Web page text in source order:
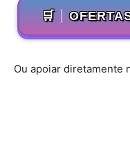
🛒
Ou apoiar diretamente